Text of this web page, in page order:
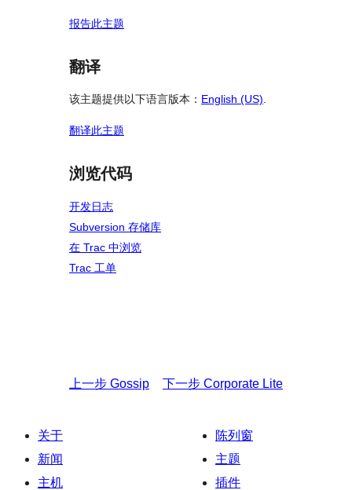
报告此主题
翻译
该主题提供以下语言版本： English (US).
翻译此主题
浏览代码
开发日志
Subversion 存储库
在 Trac 中浏览
Trac 工单
上一步 Gossip 下一步 Corporate Lite
关于
新闻
主机
陈列窗
主题
插件